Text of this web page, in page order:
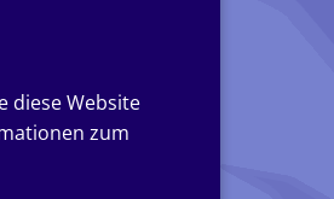
diese Website
zum